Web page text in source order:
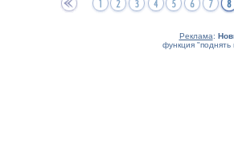
Реклама:
функция